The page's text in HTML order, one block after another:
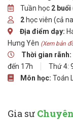
Tuần học 2 buổi
2học viên (cả
Địa điểm dạy:
Hưng Yên (Xem bản
Thời gian rãnh:
đến 17h
Thứ 4:
Môn học: Toán
Gia sư